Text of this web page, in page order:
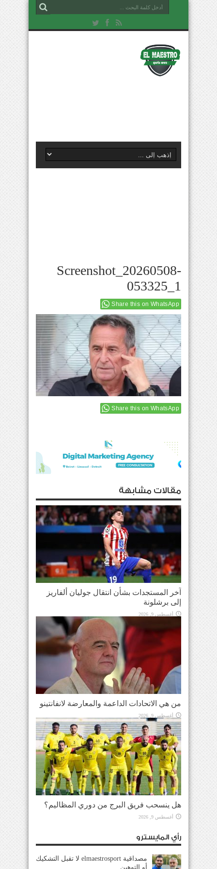
Screenshot_20260508-
053325_1
Share this on WhatsApp
Share this on WhatsApp
مقالات مشابهة
آخر المستجدات بشأن انتقال جوليان ألفاريز
إلى برشلونة
أغسطس 9, 2026
من هي الاتحادات الداعمة والمعارضة لانفانتينو
أغسطس 9, 2026
هل ينسحب فريق البرج من دوري المظاليم؟
أغسطس 9, 2026
رأي المايسترو
مصداقية elmaestrosport لا تقبل التشكيك
أو التوهين